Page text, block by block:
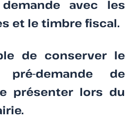
avec les
et le timbre fiscal.
de conserver le
demande de
présenter lors du